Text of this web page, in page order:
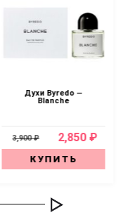
Духи Byredo —
Blanche
3,900 ₽ 2,850 ₽
КУПИТЬ